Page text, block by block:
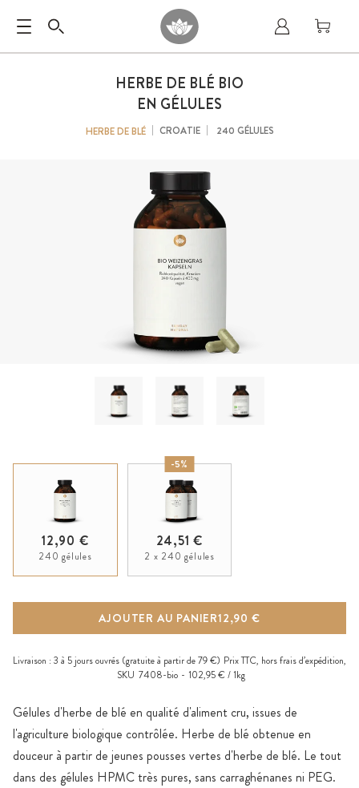
HERBE DE BLÉ BIO
EN GÉLULES
HERBE DE BLÉ CROATIE 240 GÉLULES
Gélules d'herbe de blé en qualité d'aliment cru, issues de
l'agriculture biologique contrôlée. Herbe de blé obtenue en
douceur à partir de jeunes pousses vertes d'herbe de blé. Le tout
dans des gélules HPMC très pures, sans carraghénanes ni PEG.
12,90 €
240 gélules
-5%
24,51 €
2 x 240 gélules
AJOUTER AU PANIER12,90 €
Livraison : 3 à 5 jours ouvrés (gratuite à partir de 79 €) Prix TTC, horsfrais d’expédition,
SKU 7408-bio 102,95 € / 1kg